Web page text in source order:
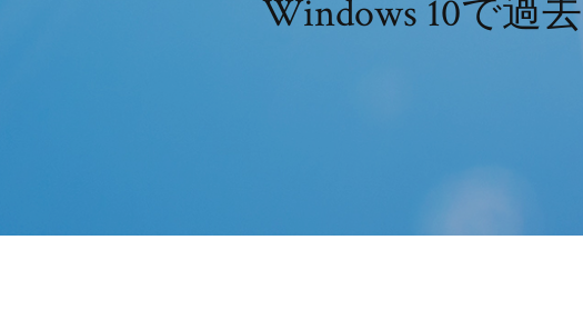
Windows 10で過